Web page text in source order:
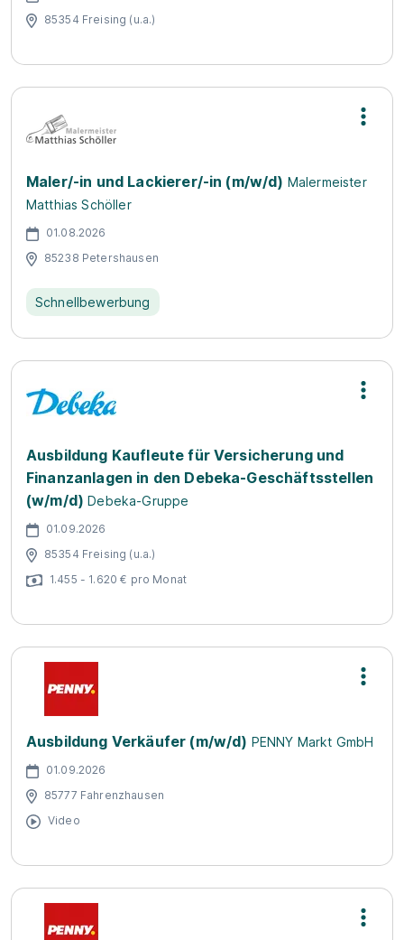
85354 Freising (u.a.)
Maler/-in und Lackierer/-in (m/w/d) Malermeister
Matthias Schöller
01.08.2026
85238 Petershausen
Schnellbewerbung
Ausbildung Kaufleute für Versicherung und
Finanzanlagen in den Debeka-Geschäftsstellen
(w/m/d)Debeka-Gruppe
01.09.2026
85354 Freising (u.a.)
1.455 - 1.620 € pro Monat
Ausbildung Verkäufer (m/w/d) PENNY Markt GmbH
01.09.2026
85777 Fahrenzhausen
Video